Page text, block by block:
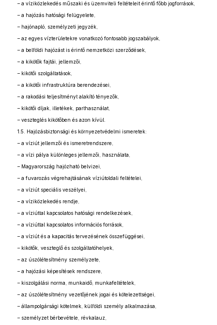
– a víziközlekedés műszaki és üzemviteli feltételeit érintő főbb jogforrások,
– a hajózás hatósági felügyelete,
– hajónapló, személyzeti jegyzék,
– az egyes vízterületekre vonatkozó fontosabb jogszabályok,
– a belföldi hajózást is érintő nemzetközi szerződések,
– a kikötők fajtái, jellemzői,
– kikötői szolgáltatások,
– a kikötői infrastruktúra berendezései,
– a rakodási teljesítményt alakító tényezők,
– kikötői díjak, illetékek, parthasználat,
– veszteglés kikötőben és azon kívül.
1.5. Hajózásbiztonsági és környezetvédelmi ismeretek:
– a víziút jellemzői és ismeretrendszere,
– a vízi pálya különleges jellemzői, használata,
– Magyarország hajózható belvizei,
– a fuvarozás végrehajtásának víziútoldali feltételei,
– a víziút speciális veszélyei,
– a víziközlekedés rendje,
– a víziúttal kapcsolatos hatósági rendelkezések,
– a víziúttal kapcsolatos információs források,
– a víziút és a kapacitás tervezésének összefüggései,
– kikötők, veszteglő és szolgáltatóhelyek,
– az úszólétesítmény személyzete,
– a hajózási képesítések rendszere,
– kiszolgálási norma, munkaidő, munkafeltételek,
– az úszólétesítmény vezetőjének jogai és kötelezettségei,
– állampolgársági kötelmek, külföldi személy alkalmazása,
– személyzet bérbevétele, révkalauz,